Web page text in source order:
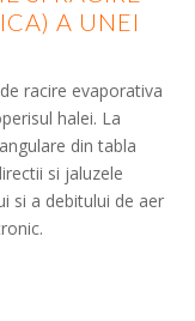
A UNEI
racire evaporativa
halei. La
din tabla
si jaluzele
si a debitului de aer